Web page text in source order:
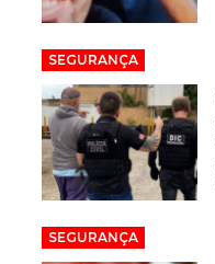
SEGURANÇA
SEGURANÇA